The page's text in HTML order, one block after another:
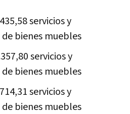
servicios y
bienes muebles
servicios y
bienes muebles
servicios y
bienes muebles